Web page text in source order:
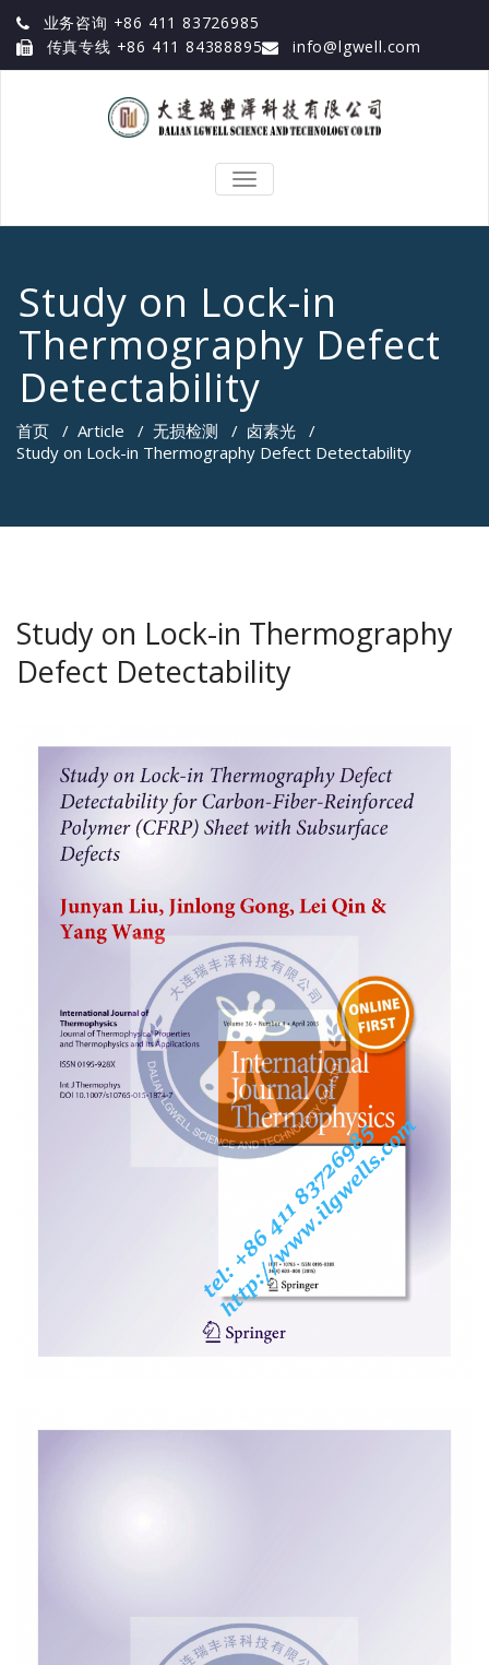
业务咨询 +86 411 83726985
传真专线 +86 411 84388895
info@lgwell.com
TOGGLE
Study on Lock-in
Thermography Defect
Detectability
首页 / Article / 无损检测 / 卤素光 /
Study on Lock-in Thermography Defect Detectability
Study on Lock-in Thermography
Defect Detectability